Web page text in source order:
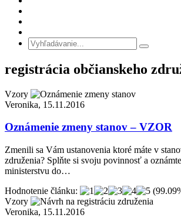
registrácia občianskeho
Vzory
Veronika, 15.11.2016
Oznámenie zmeny stanov – VZOR
Zmenili sa Vám ustanovenia ktoré máte v
združenia? Splňte si svoju povinnosť a
ministerstvu do…
Hodnotenie článku:
Vzory
Veronika, 15.11.2016